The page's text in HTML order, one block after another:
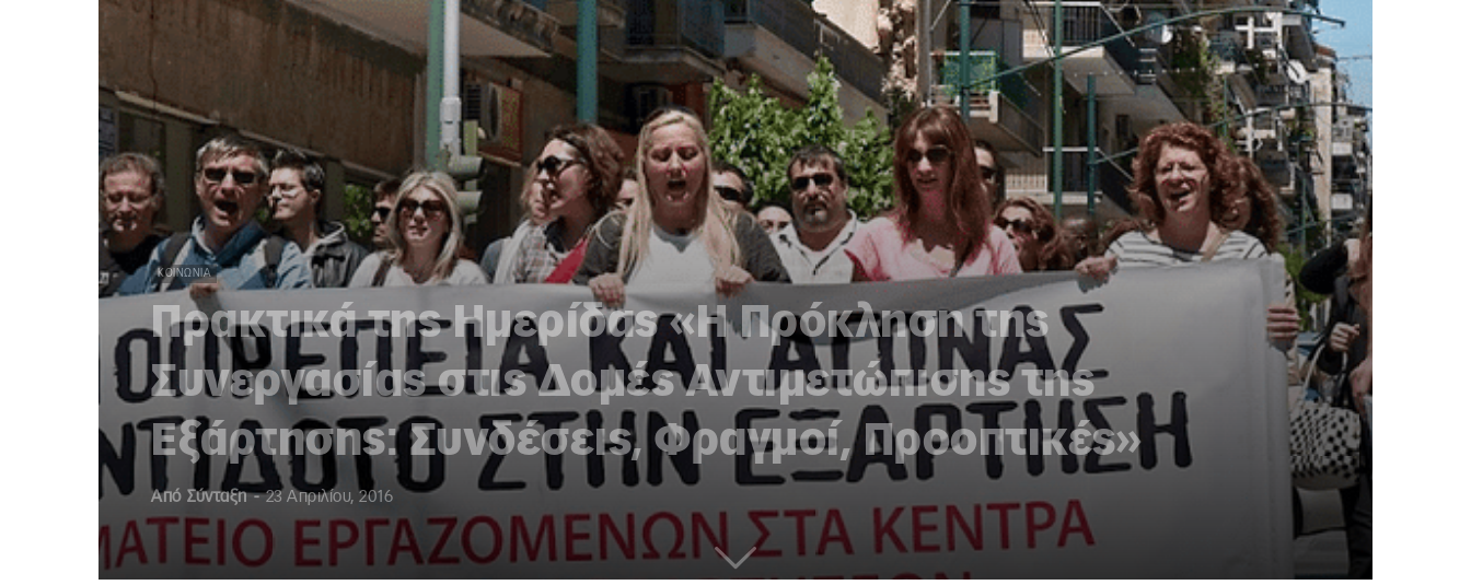
ΚΟΙΝΩΝΊΑ
Πρακτικά της Ημερίδας «Η Πρόκληση της
Συνεργασίας στις Δομές Αντιμετώπισης της
Εξάρτησης: Συνδέσεις, Φραγμοί, Προοπτικές»
Από Σύνταξη - 23 Απριλίου, 2016